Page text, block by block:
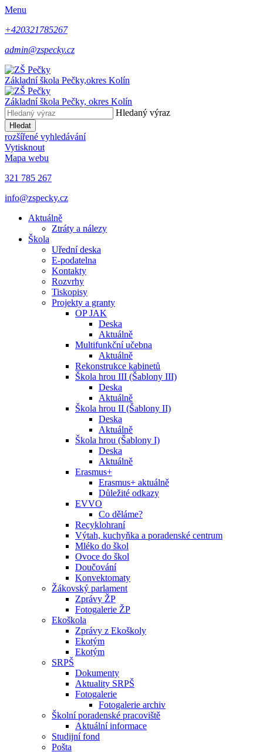
Menu
+420321785267
admin@zspecky.cz
Základní škola Pečky,okres Kolín
Základní škola Pečky, okres Kolín
Hledaný výraz
Hledat
rozšířené vyhledávání
Vytisknout
Mapa webu
321 785 267
info@zspecky.cz
Aktuálně
Ztráty a nálezy
Škola
Uřední deska
E-podatelna
Kontakty
Rozvrhy
Tiskopisy
Projekty a granty
OP JAK
Deska
Aktuálně
Multifunkční učebna
Aktuálně
Rekonstrukce kabinetů
Škola hrou III (Šablony III)
Deska
Aktuálně
Škola hrou II (Šablony II)
Deska
Aktuálně
Škola hrou (Šablony I)
Deska
Aktuálně
Erasmus+
Erasmus+ aktuálně
Důležité odkazy
EVVO
Co děláme?
Recyklohraní
Výtah, kuchyňka a poradenské centrum
Mléko do škol
Ovoce do škol
Doučování
Konvektomaty
Žákovský parlament
Zprávy ŽP
Fotogalerie ŽP
Ekoškola
Zprávy z Ekoškoly
Ekotým
Ekotým
SRPŠ
Dokumenty
Aktuality SRPŠ
Fotogalerie
Fotogalerie archiv
Školní poradenské pracoviště
Aktuální informace
Studijní fond
Pošta